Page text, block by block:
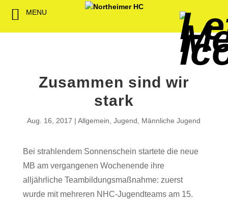
Zusammen sind wir
stark
Aug. 16, 2017 Allgemein ,Jugend Männliche Jugend
Bei strahlendem Sonnenschein startete die neue
MB am vergangenen Wochenende ihre
alljährliche Teambildungsmaßnahme: zuerst
wurde mit mehreren NHC-Jugendteams am 15.
MENU
Back Back
1. Herren
2. Herren
1. Damen
Back
Weibliche
Minis &
Spielbetrieb
Back
NHC
Back
Spieltagssponsoren
Jobbörse
Hallenheft
Back
Back Back
Vorstand
Satzung
FWD
Back
Back
Download
Kooperationen
Termine
Back